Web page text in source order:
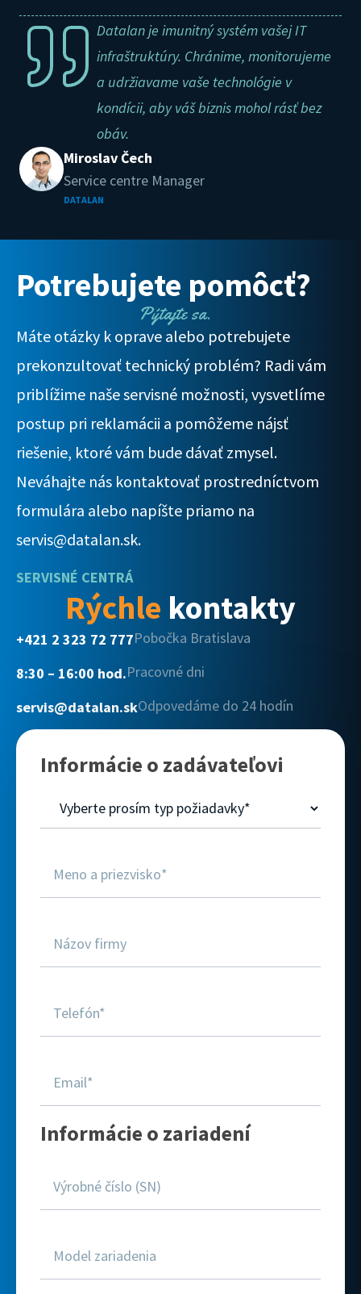
Datalan je imunitný systém vašej IT
infraštruktúry. Chránime, monitorujeme
a udržiavame vaše technológie v
kondícii, aby váš biznis mohol rásť bez
obáv.
Miroslav Čech
Service centre Manager
DATALAN
Potrebujete pomôcť?
Pýtajte sa.
Máte otázky k oprave alebo potrebujete
prekonzultovať technický problém? Radi vám
priblížime naše servisné možnosti, vysvetlíme
postup pri reklamácii a pomôžeme nájsť
riešenie, ktoré vám bude dávať zmysel.
Neváhajte nás kontaktovať prostredníctvom
formulára alebo napíšte priamo na
servis@datalan.sk.
SERVISNÉ CENTRÁ
Rýchle kontakty
+421 2 323 72 777Pobočka Bratislava
8:30 – 16:00 hod.Pracovné dni
servis@datalan.skOdpovedáme do 24 hodín
Web -
Servisný
(refresh)
Informácie o zadávateľovi
Informácie o zariadení